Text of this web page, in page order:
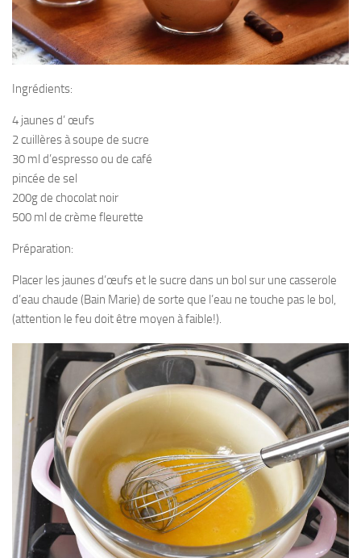
Ingrédients:
4 jaunes d’ œufs
2 cuillères à soupe de sucre
30 ml d’espresso ou de café
pincée de sel
200g de chocolat noir
500 ml de crème fleurette
Préparation:
Placer les jaunes d’œufs et le sucre dans un bol sur une casserole
d’eau chaude (Bain Marie) de sorte que l’eau ne touche pas le bol,
(attention le feu doit être moyen à faible!).